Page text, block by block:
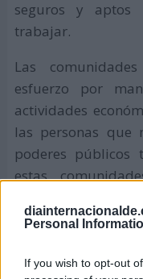
Personal
If you wish to opt-out
seguros y
trabajar.
Las
esfuerzo por
actividades
las personas que
poderes públicos
estas
Tema de 2019:
generaciones